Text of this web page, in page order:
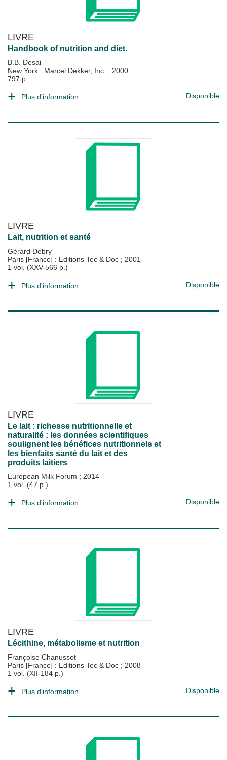
LIVRE
Handbook of nutrition and diet.
B.B. Desai
New York : Marcel Dekker, Inc. ; 2000
797 p.
Plus d'information... Disponible
LIVRE
Lait, nutrition et santé
Gérard Debry
Paris [France] : Editions Tec & Doc ; 2001
1 vol. (XXV-566 p.)
Plus d'information... Disponible
LIVRE
Le lait : richesse nutritionnelle et
naturalité : les données scientifiques
soulignent les bénéfices nutritionnels et
les bienfaits santé du lait et des
produits laitiers
European Milk Forum ; 2014
1 vol. (47 p.)
Plus d'information... Disponible
LIVRE
Lécithine, métabolisme et nutrition
Françoise Chanussot
Paris [France] : Editions Tec & Doc ; 2008
1 vol. (XII-184 p.)
Plus d'information... Disponible